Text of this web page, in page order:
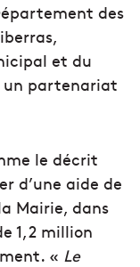
des
et du
un partenariat
le décrit
d’une aide de
Mairie, dans
1,2 million
« Le